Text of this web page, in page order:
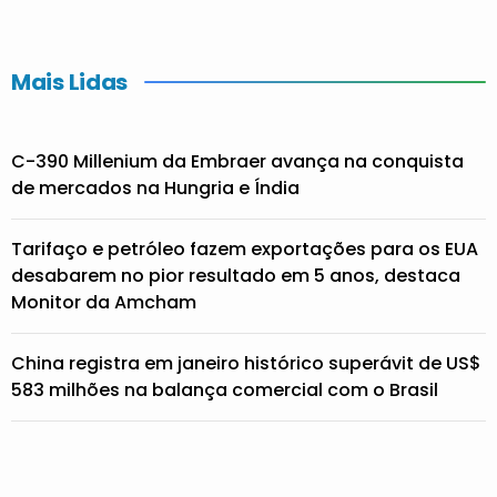
Mais Lidas
C-390 Millenium da Embraer avança na conquista
de mercados na Hungria e Índia
Tarifaço e petróleo fazem exportações para os EUA
desabarem no pior resultado em 5 anos, destaca
Monitor da Amcham
China registra em janeiro histórico superávit de US$
583 milhões na balança comercial com o Brasil